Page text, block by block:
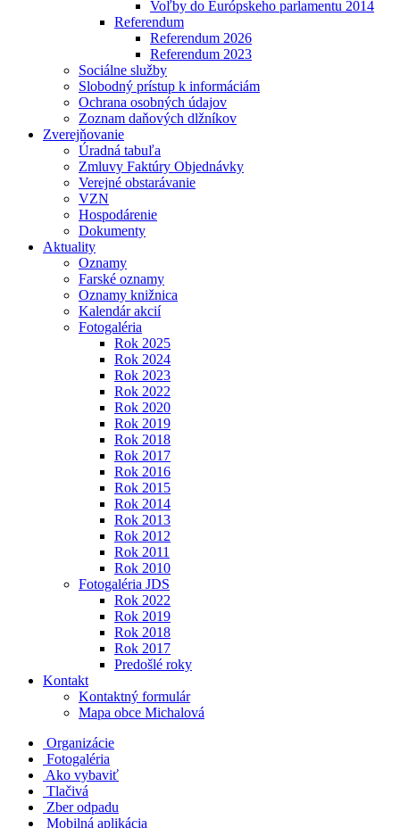
Voľby do Európskeho parlamentu 2014
Referendum
Referendum 2026
Referendum 2023
Sociálne služby
Slobodný prístup k informáciám
Ochrana osobných údajov
Zoznam daňových dlžníkov
Zverejňovanie
Úradná tabuľa
Zmluvy Faktúry Objednávky
Verejné obstarávanie
VZN
Hospodárenie
Dokumenty
Aktuality
Oznamy
Farské oznamy
Oznamy knižnica
Kalendár akcií
Fotogaléria
Rok 2025
Rok 2024
Rok 2023
Rok 2022
Rok 2020
Rok 2019
Rok 2018
Rok 2017
Rok 2016
Rok 2015
Rok 2014
Rok 2013
Rok 2012
Rok 2011
Rok 2010
Fotogaléria JDS
Rok 2022
Rok 2019
Rok 2018
Rok 2017
Predošlé roky
Kontakt
Kontaktný formulár
Mapa obce Michalová
Organizácie
Fotogaléria
Ako vybaviť
Tlačivá
Zber odpadu
Mobilná aplikácia